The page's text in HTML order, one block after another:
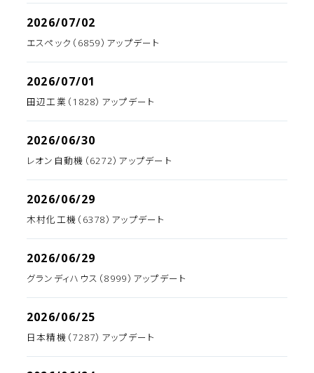
2026/07/02
エスペック（6859）アップデート
2026/07/01
田辺工業（1828）アップデート
2026/06/30
レオン自動機（6272）アップデート
2026/06/29
木村化工機（6378）アップデート
2026/06/29
グランディハウス（8999）アップデート
2026/06/25
日本精機（7287）アップデート